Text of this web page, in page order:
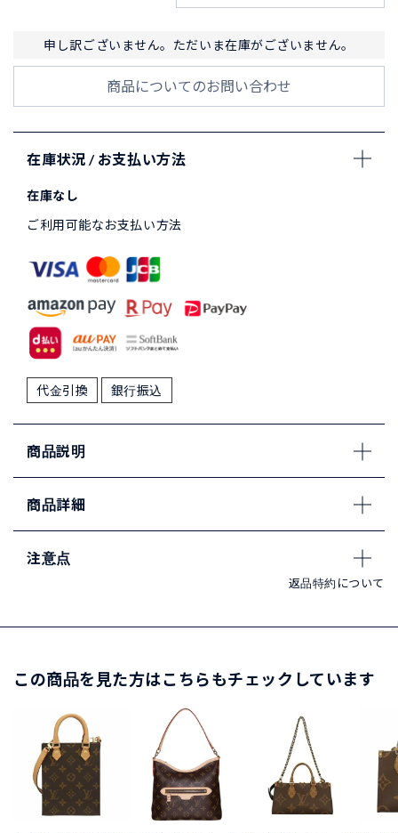
申し訳ございません。ただいま在庫がございません。
商品についてのお問い合わせ
在庫状況 / お支払い方法
在庫なし
ご利用可能なお支払い方法
代金引換 銀行振込
商品説明
商品詳細
注意点
返品特約について
この商品を見た方はこちらもチェックしています